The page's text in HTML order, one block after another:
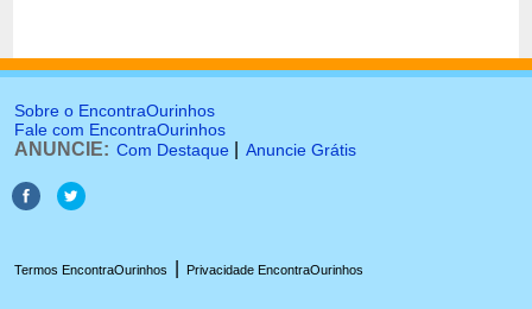
Sobre o EncontraOurinhos
Fale com EncontraOurinhos
ANUNCIE: Com Destaque Anuncie Grátis
Termos EncontraOurinhos Privacidade EncontraOurinhos